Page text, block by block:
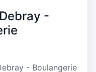
-
- Boulangerie